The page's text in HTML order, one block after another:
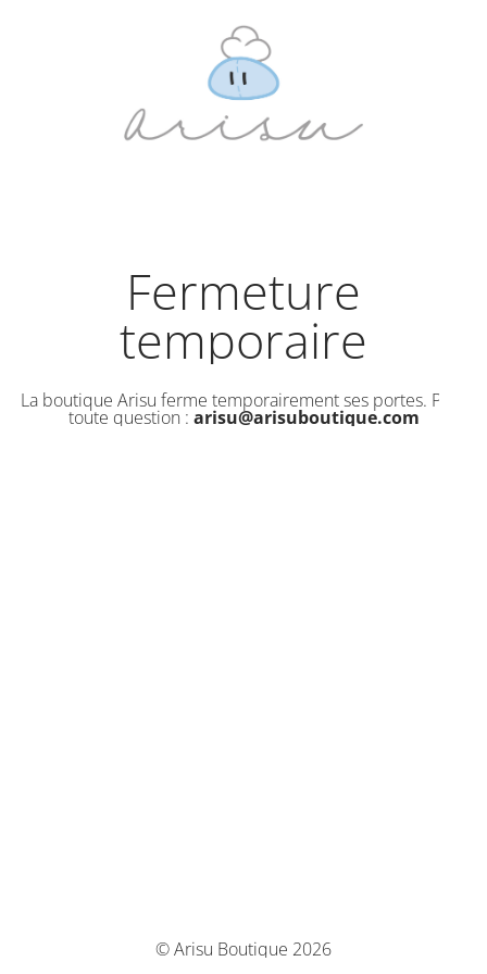
Fermeture
temporaire
La boutique Arisu ferme temporairement ses portes. Pour
toute question : arisu@arisuboutique.com
© Arisu Boutique 2026